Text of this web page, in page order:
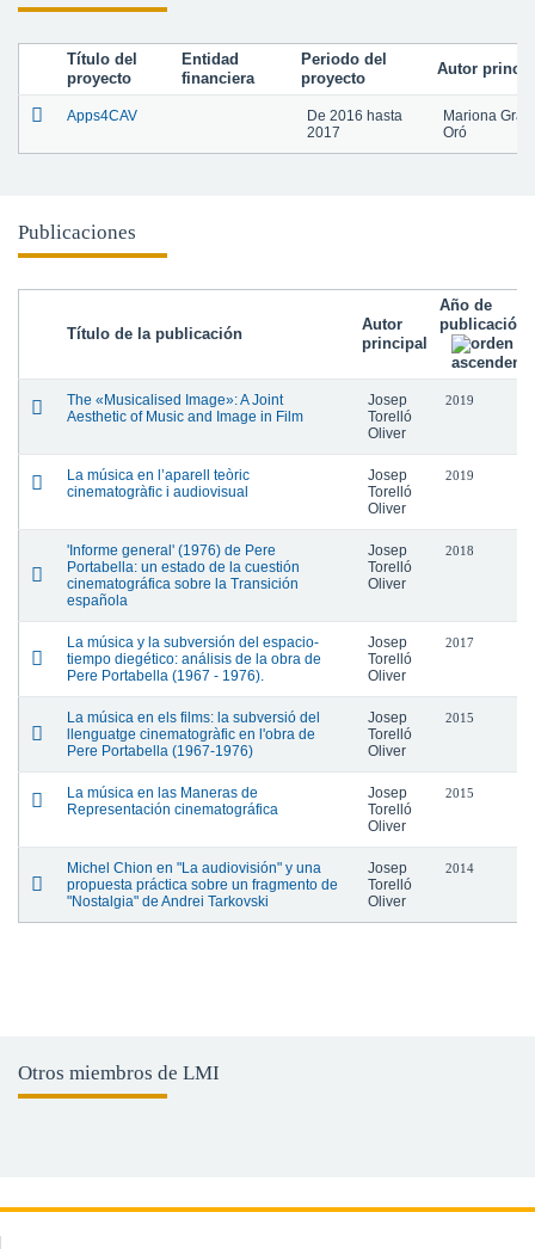
Título del
proyecto
Entidad
financiera
Periodo del
proyecto
Autor
Apps4CAV De 2016 hasta
2017
Mariona
Oró
Publicaciones
Título de la publicación
Autor
principal
Año de
publicación
The «Musicalised Image»: A Joint
Aesthetic of Music and Image in Film
Josep
Torelló
Oliver
2019
La música en l’aparell teòric
cinematogràfic i audiovisual
Josep
Torelló
Oliver
2019
'Informe general' (1976) de Pere
Portabella: un estado de la cuestión
cinematográfica sobre la Transición
española
Josep
Torelló
Oliver
2018
La música y la subversión del espacio-
tiempo diegético: análisis de la obra de
Pere Portabella (1967 - 1976).
Josep
Torelló
Oliver
2017
La música en els films: la subversió del
llenguatge cinematogràfic en l'obra de
Pere Portabella (1967-1976)
Josep
Torelló
Oliver
2015
La música en las Maneras de
Representación cinematográfica
Josep
Torelló
Oliver
2015
Michel Chion en "La audiovisión" y una
propuesta práctica sobre un fragmento de
"Nostalgia" de Andrei Tarkovski
Josep
Torelló
Oliver
2014
Otros miembros de LMI